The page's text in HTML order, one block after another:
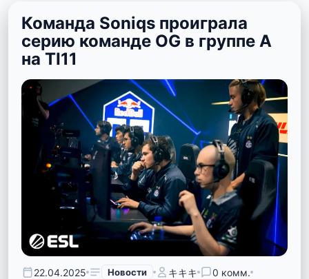
Команда Soniqs проиграла
серию команде OG в группе А
на TI11
22.04.2025 Новости キキキ
0 комм.